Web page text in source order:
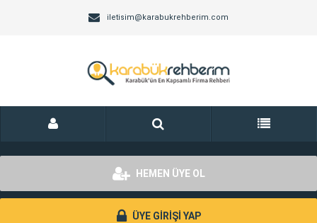
iletisim@karabukrehberim.com
HEMEN ÜYE OL
ÜYE GİRİŞİ YAP